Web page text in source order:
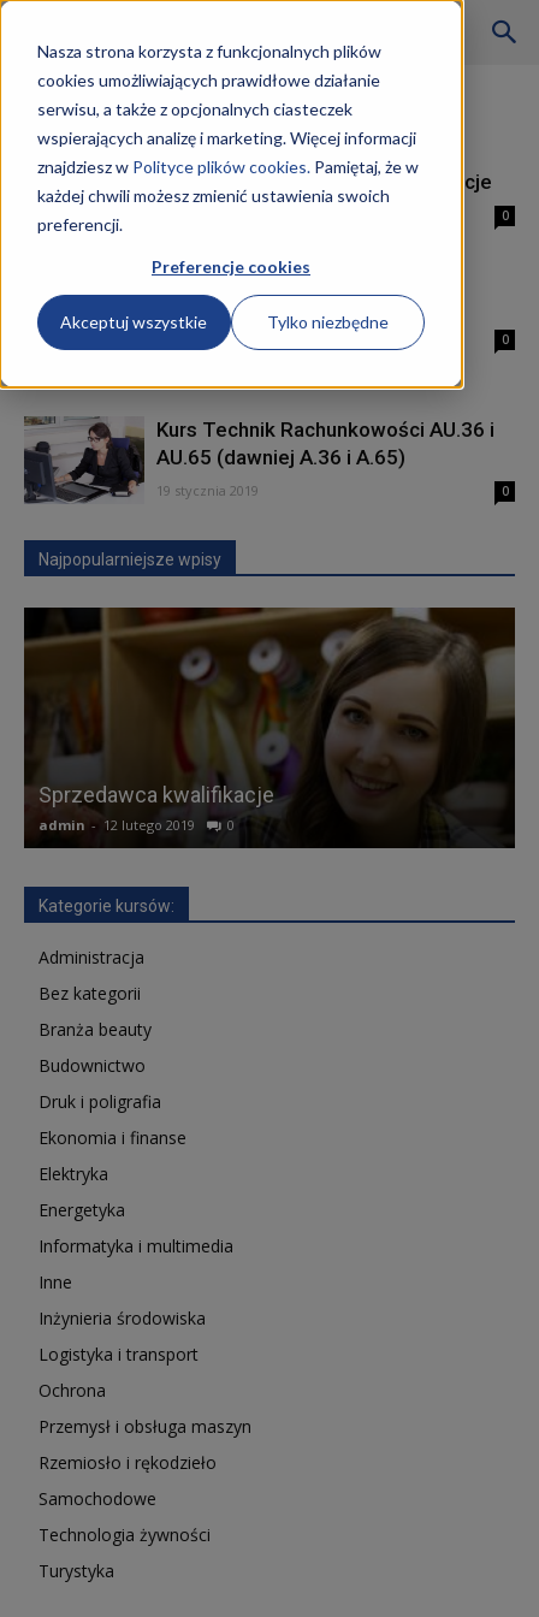
Nasza strona korzysta z funkcjonalnych plików
cookies umożliwiających prawidłowe działanie
serwisu, a także z opcjonalnych ciasteczek
wspierających analizę i marketing. Więcej informacji
znajdziesz w Polityce plików cookies.Pamiętaj, że w
każdej chwili możesz zmienić ustawienia swoich
preferencji.
Preferencje cookies
Akceptuj wszystkie Tylko niezbędne
Szkoły
Aktualności
Strona główna Tagi Technik rachunkowości
Tag: technik rachunkowości
Technik Rachunkowości kwalifikacje
0
Technik Rachunkowości zarobki
20 stycznia 2019 0
Kurs Technik Rachunkowości AU.36 i
AU.65 (dawniej A.36 i A.65)
19 stycznia 2019 0
Najpopularniejsze wpisy
Sprzedawca kwalifikacje
admin - 12 lutego 2019 0
Kategorie kursów:
Administracja
Bez kategorii
Branża beauty
Budownictwo
Druk i poligrafia
Ekonomia i finanse
Elektryka
Energetyka
Informatyka i multimedia
Inne
Inżynieria środowiska
Logistyka i transport
Ochrona
Przemysł i obsługa maszyn
Rzemiosło i rękodzieło
Samochodowe
Technologia żywności
Turystyka